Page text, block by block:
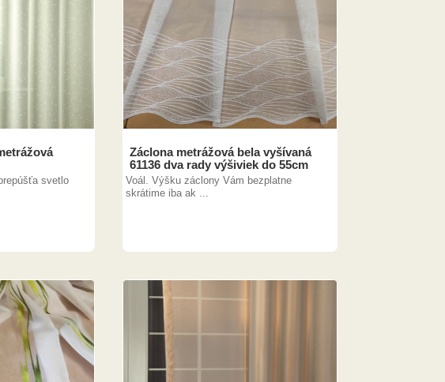
svetlo
Záclona metrážová bela vyšívaná
61136 dva rady výšiviek do 55cm
Voál. Výšku záclony Vám bezplatne
skrátime iba ak ...